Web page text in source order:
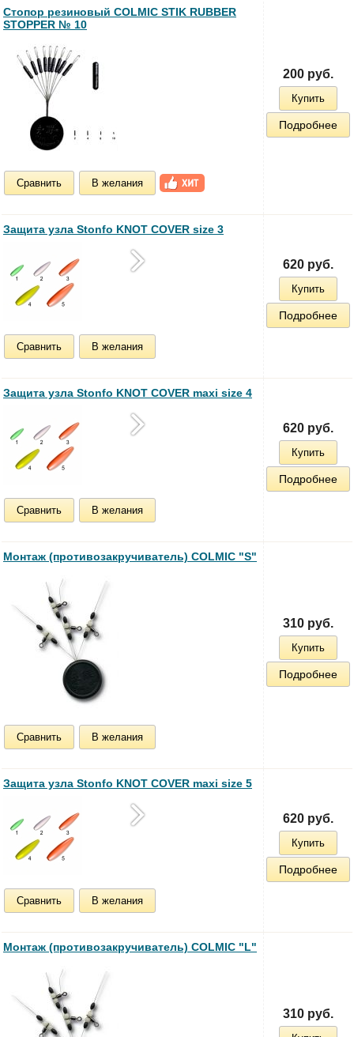
Стопор резиновый COLMIC STIK RUBBER
STOPPER № 10
Сравнить В желания
200 руб.
Купить
Подробнее
Защита узла Stonfo KNOT COVER size 3
Сравнить В желания
620 руб.
Купить
Подробнее
Защита узла Stonfo KNOT COVER maxi size 4
Сравнить В желания
620 руб.
Купить
Подробнее
Монтаж (противозакручиватель) COLMIC "S"
Сравнить В желания
310 руб.
Купить
Подробнее
Защита узла Stonfo KNOT COVER maxi size 5
Сравнить В желания
620 руб.
Купить
Подробнее
Монтаж (противозакручиватель) COLMIC "L"
310 руб.